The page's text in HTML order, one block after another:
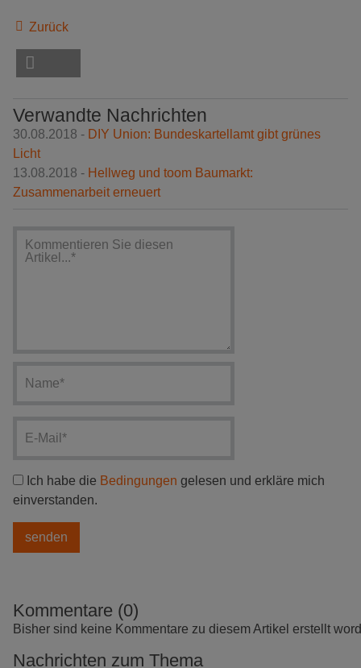
Zurück
Verwandte Nachrichten
30.08.2018 - DIY Union: Bundeskartellamt gibt grünes
Licht
13.08.2018 - Hellweg und toom Baumarkt:
Zusammenarbeit erneuert
Ich habe die Bedingungen gelesen und erkläre mich
einverstanden.
Kommentare (0)
Bisher sind keine Kommentare zu diesem Artikel erstellt
Nachrichten zum Thema